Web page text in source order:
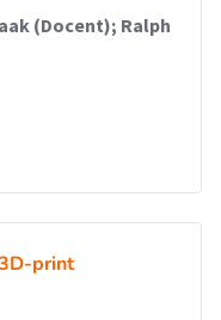
(Docent); Ralph
print